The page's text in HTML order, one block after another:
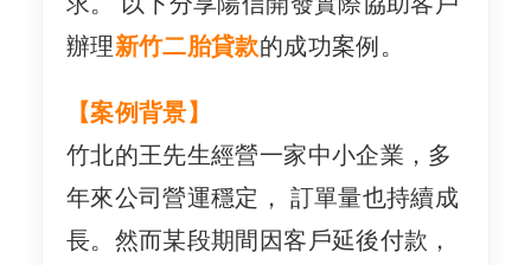
辦理新竹二胎貸款的成功案例。
【案例背景】
竹北的王先生經營一家中小企業，多
年來公司營運穩定， 訂單量也持續成
長。然而某段期間因客戶延後付款，